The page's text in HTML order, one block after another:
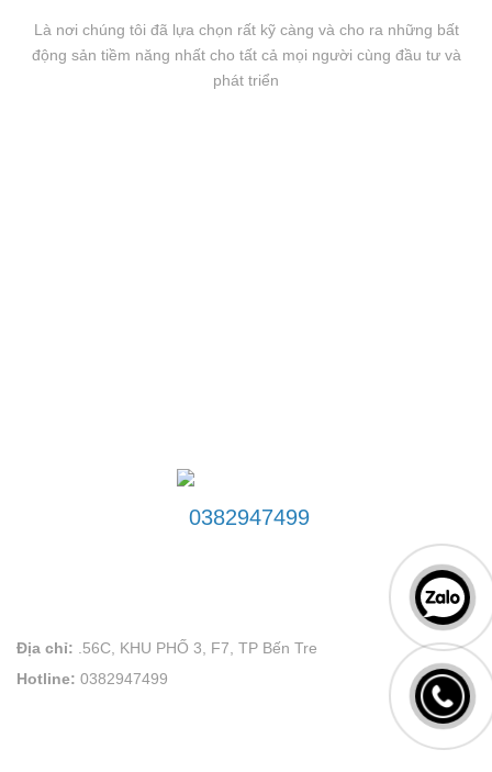
Là nơi chúng tôi đã lựa chọn rất kỹ càng và cho ra những bất
động sản tiềm năng nhất cho tất cả mọi người cùng đầu tư và
phát triển
0382947499
Địa chỉ: .56C, KHU PHỐ 3, F7, TP Bến Tre
Hotline: 0382947499